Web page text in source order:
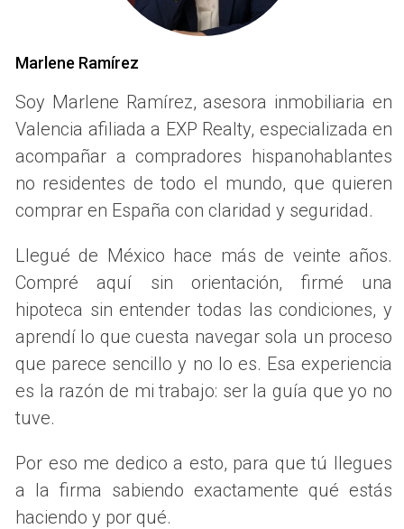
para todos los involucrados. A través de este artículo,
para navegar por este camino a menudo complicado.
ASPECTOS LEGALES DE LA
HERENCIA
fundamental para gestionar la venta de una propiedad.
Cada país y región tiene sus propias leyes que rigen la
sucesión y la propiedad heredada. Por lo general, los
herederos deben estar identificados y, en muchos casos,
se requiere un testamento claro que especifique la
distribución de los activos. En situaciones donde no hay un
testamento, las leyes de sucesión intestada determinarán
herederos se apropien de esta información para evitar
confusiones o conflictos que puedan surgir durante el
proceso de venta.
Marlene Ramírez
Soy Marlene Ramírez, asesora inmobiliaria en
Valencia afiliada a EXP Realty, especializada en
acompañar a compradores hispanohablantes
no residentes de todo el mundo, que quieren
comprar en España con claridad y seguridad.
Llegué de México hace más de veinte años.
Compré aquí sin orientación, firmé una
hipoteca sin entender todas las condiciones, y
aprendí lo que cuesta navegar sola un proceso
que parece sencillo y no lo es. Esa experiencia
es la razón de mi trabajo: ser la guía que yo no
tuve.
Por eso me dedico a esto, para que tú llegues
a la firma sabiendo exactamente qué estás
haciendo y por qué.